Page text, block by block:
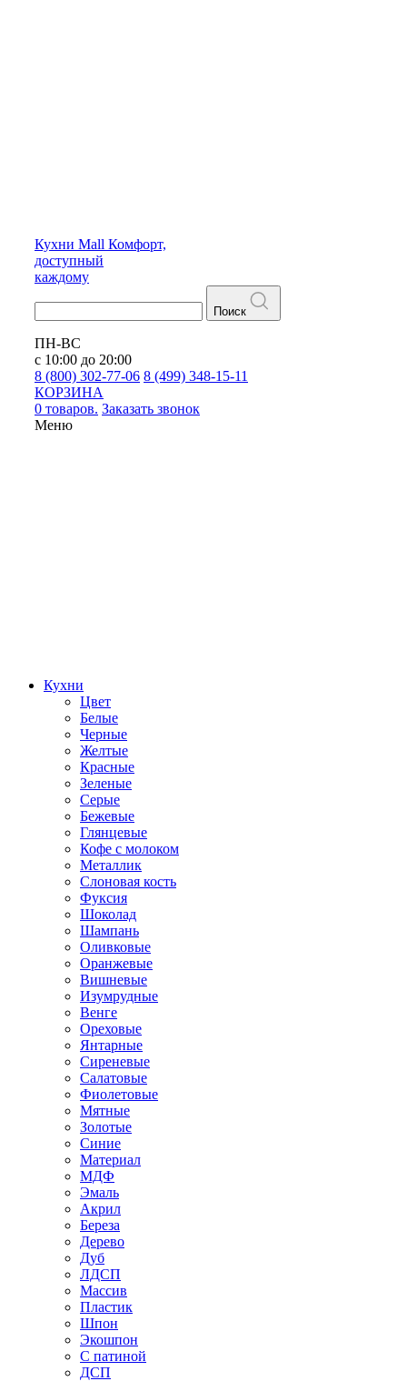
Кухни Mall Комфорт,
доступный
каждому
Поиск
ПН-ВС
с 10:00 до 20:00
8 (800) 302-77-06 8 (499) 348-15-11
КОРЗИНА
0 товаров. Заказать звонок
Меню
Кухни
Цвет
Белые
Черные
Желтые
Красные
Зеленые
Серые
Бежевые
Глянцевые
Кофе с молоком
Металлик
Слоновая кость
Фуксия
Шоколад
Шампань
Оливковые
Оранжевые
Вишневые
Изумрудные
Венге
Ореховые
Янтарные
Сиреневые
Салатовые
Фиолетовые
Мятные
Золотые
Синие
Материал
МДФ
Эмаль
Акрил
Береза
Дерево
Дуб
ЛДСП
Массив
Пластик
Шпон
Экошпон
С патиной
ДСП